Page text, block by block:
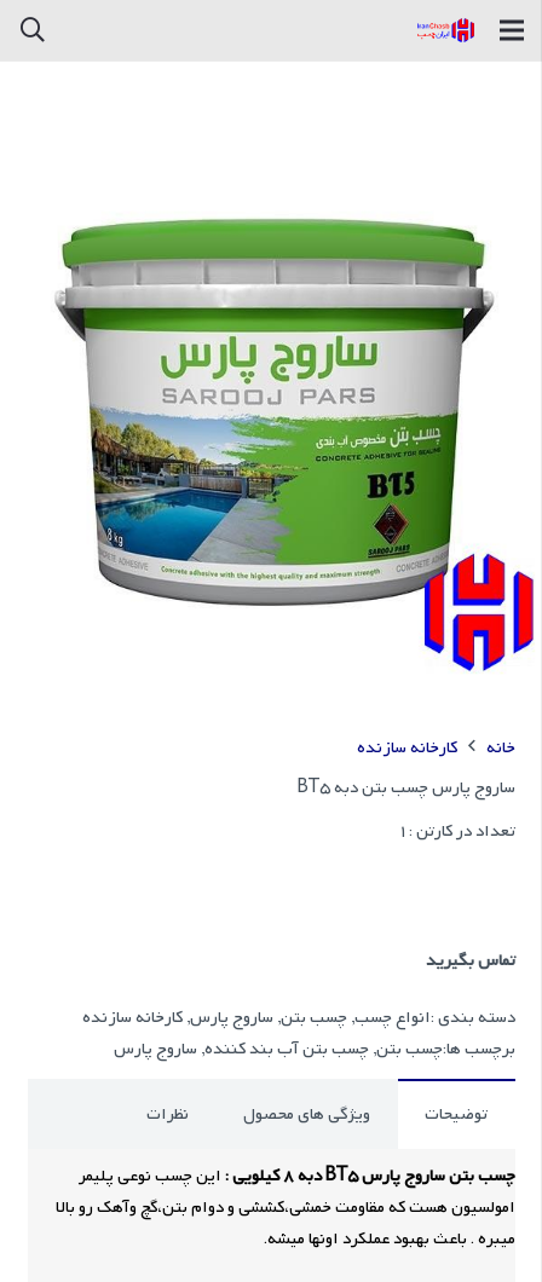
خانه
کارخانه سازنده
ساروج پارس چسب بتن دبه BT5
تعداد در کارتن :1
تماس بگیرید
دسته بندی :انواع چسب,چسب بتن, ساروج پارس,کارخانه سازنده
برچسب ها:چسب بتن,چسب بتن آب بند کننده, ساروج پارس
توضیحات ویژگی های محصول نظرات
چسب بتن ساروج پارس BT5 دبه 8 کیلویی :
این چسب نوعی پلیمر
امولسیون هست که مقاومت خمشی،کششی و دوام بتن،گچ وآهک رو بالا
میبره . باعث بهبود عملکرد اونها میشه.